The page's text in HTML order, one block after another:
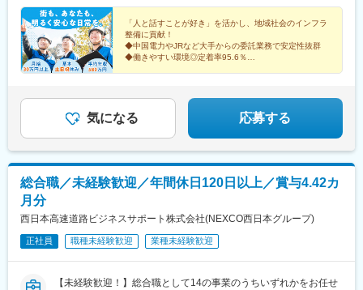
駅、新高島駅、新丸子駅、京急川崎駅、本川越駅、京成西船駅、
京成船橋駅、京成千葉駅、九条駅(京都府)、三宮駅(神戸新交通)、
新王寺駅、新宿西口駅、八丁堀駅(広島県)、内幸町駅、末広町駅
(東京都)、稲荷町駅(東京都)、蓮沼駅、銀座駅、肥後橋駅、ＪＲ難
波駅、四ツ橋駅、聖天坂駅、百舌鳥八幡駅、新栄町駅(愛知県)、駅
駅(広島県)、草津南駅、栗林公園北口駅、高島町駅、向河原駅、東
海神駅、栄町駅(千葉県)、神戸三宮駅(阪神)
所／山口県山口市■山口東営業所※1／山口健柳井市■香川営業所／
香川県善通寺市■愛媛営業所／愛媛県西条市※1…尾道・山口東・
和歌山・姫路営業所は鉄道インフラ業務の採用【受動喫煙対策】
敷地内喫煙可能場所あり
「人と話すことが好き」を活かし、地域社会のインフラ
整備に貢献！
◆中国電力やJRなど大手からの委託業務で安定性抜群
◆働きやすい環境◎定着率95.6％
気になる 応募する
総合職／未経験歓迎／年間休日120日以上／賞与4.42カ
月分
西日本高速道路ビジネスサポート株式会社(NEXCO西日本グループ)
正社員 職種未経験歓迎 業種未経験歓迎
【未経験歓迎！】総合職として14の事業のうちいずれかをお任せ